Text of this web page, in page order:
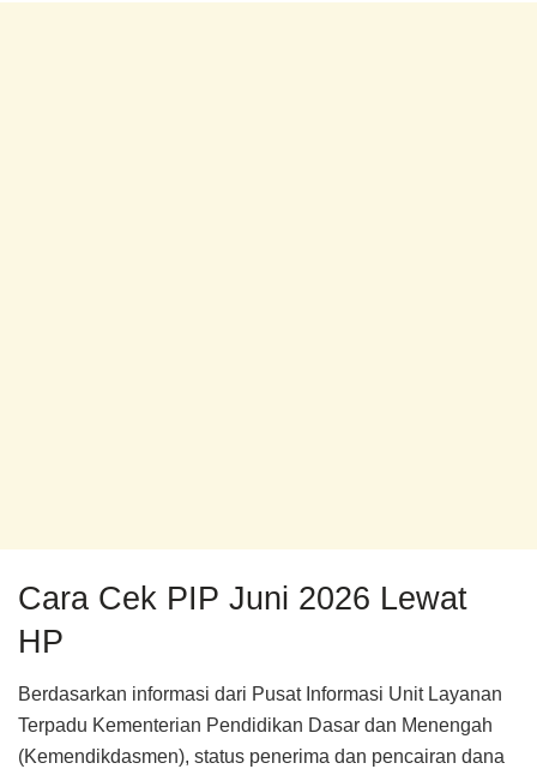
Cara Cek PIP Juni 2026 Lewat
HP
Berdasarkan informasi dari Pusat Informasi Unit Layanan
Terpadu Kementerian Pendidikan Dasar dan Menengah
(Kemendikdasmen), status penerima dan pencairan dana